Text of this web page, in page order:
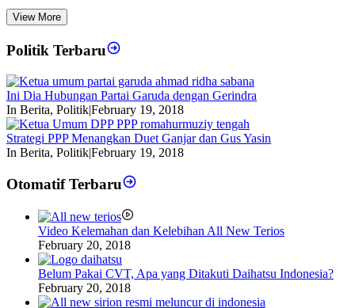
View More
Politik Terbaru
Ini Dia Hubungan Partai Garuda dengan Gerindra
In Berita, Politik|February 19, 2018
Strategi PPP Menangkan Duet Ganjar dan Gus Yasin
In Berita, Politik|February 19, 2018
Otomatif Terbaru
Video Kelemahan dan Kelebihan All New Terios
February 20, 2018
Belum Pakai CVT, Apa yang Ditakuti Daihatsu Indonesia?
February 20, 2018